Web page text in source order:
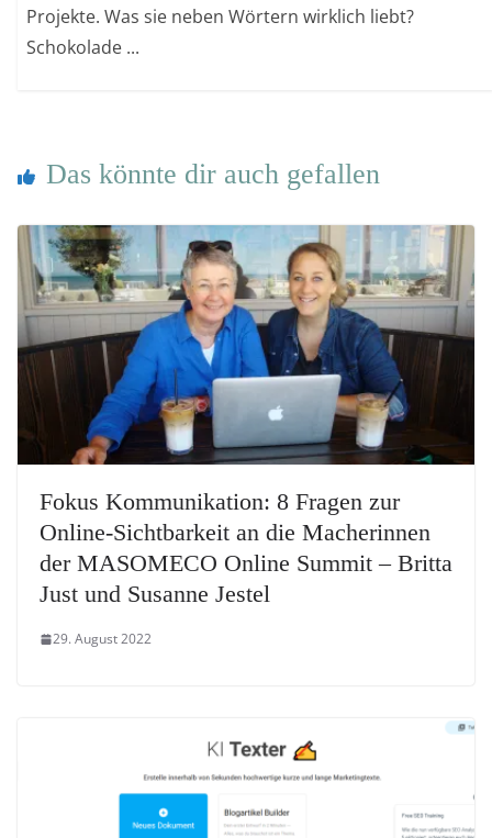
Projekte. Was sie neben Wörtern wirklich liebt?
Schokolade ...
Das könnte dir auch gefallen
Fokus Kommunikation: 8 Fragen zur
Online-Sichtbarkeit an die Macherinnen
der MASOMECO Online Summit – Britta
Just und Susanne Jestel
29. August 2022